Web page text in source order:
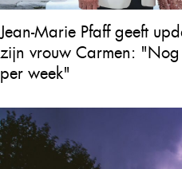
Jean-Marie Pfaff geeft
zijn vrouw Carmen:
per week"